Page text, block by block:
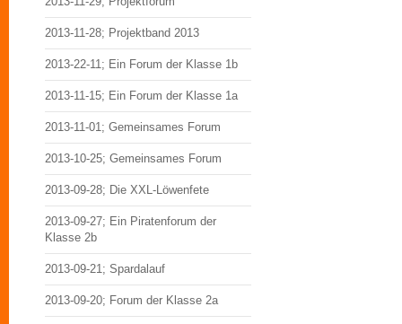
2013-11-28; Projektband 2013
2013-22-11; Ein Forum der Klasse 1b
2013-11-15; Ein Forum der Klasse 1a
2013-11-01; Gemeinsames Forum
2013-10-25; Gemeinsames Forum
2013-09-28; Die XXL-Löwenfete
2013-09-27; Ein Piratenforum der
Klasse 2b
2013-09-21; Spardalauf
2013-09-20; Forum der Klasse 2a